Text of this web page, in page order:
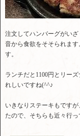
注文してハンバーグがい
音から食欲をそそられま
す。
ランチだと1100円とリー
れしいですね(^^♪
いきなりステーキもです
たので、そちらも近々行っ